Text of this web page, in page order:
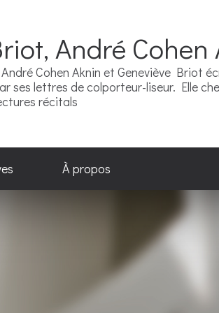
André Cohen
Cohen Aknin et Geneviève Briot
ses lettres de colporteur-liseur. Elle
récitals
À propos